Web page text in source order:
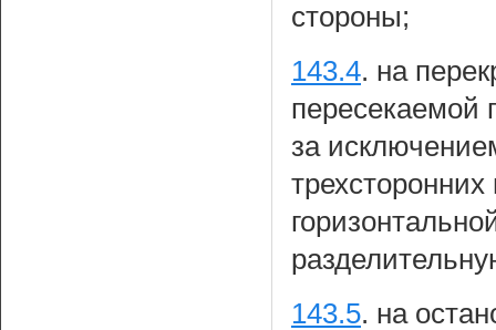
стороны;
143.4. на
пересекаемой
за
143.5. на